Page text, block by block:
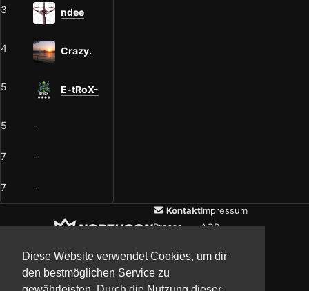
Diese Website verwendet Cookies, um dir
den bestmöglichen Service zu
3 ndee
4 Crazy.
5 E-tRoX-
5 -
7 -
7 -
Kontakt
Presse
Impressum
AGB